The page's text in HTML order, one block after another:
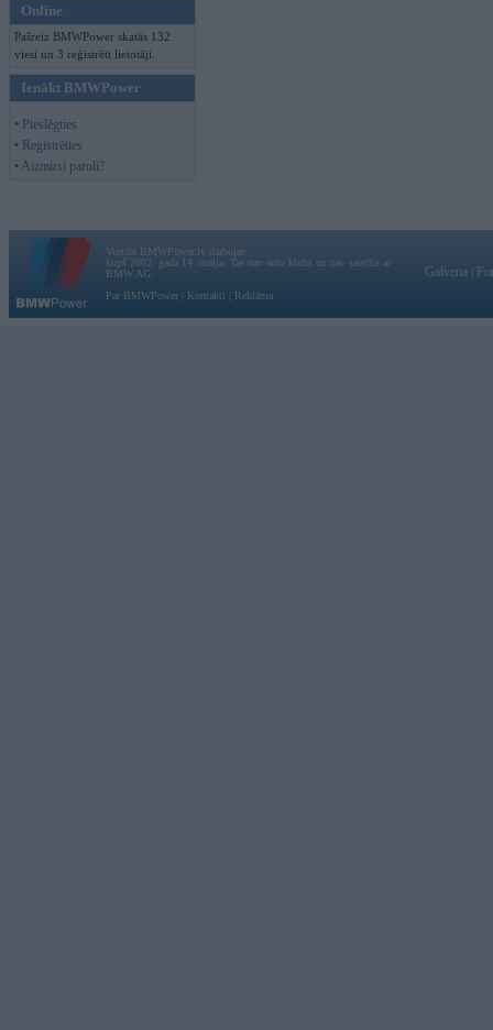
Online
Pašreiz BMWPower skatās 132
viesi un 3 reģistrēti lietotāji.
Ienākt BMWPower
• Pieslēgties
• Reģistrēties
• Aizmirsi paroli?
Vortāls BMWPower.lv darbojas
kopš 2002. gada 14. maija. Tas nav auto klubs un nav saistīts ar
BMW AG.
Par BMWPower
Kontakti Reklāma
Galvena